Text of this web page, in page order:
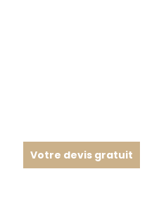
Votre devis gratuit